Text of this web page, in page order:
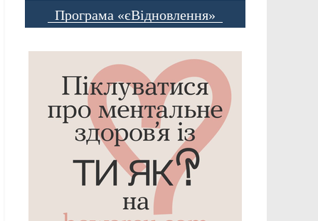
Програма «єВідновлення»